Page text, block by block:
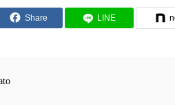
Share LINE